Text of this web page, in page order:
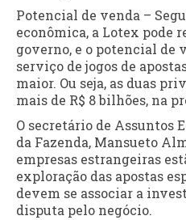
Potencial de venda –
econômica, a Lotex pode
governo, e o potencial de
serviço de jogos de
maior. Ou seja, as duas
mais de R$ 8 bilhões, na
O secretário de Assuntos
da Fazenda, Mansueto
empresas estrangeiras
exploração das apostas
devem se associar a
disputa pelo negócio.